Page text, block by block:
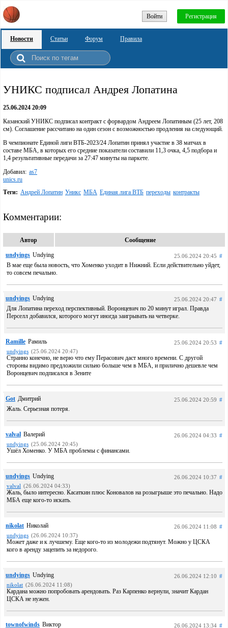
Войти Регистрация
Новости Статьи Форум Правила
УНИКС подписал Андрея Лопатина
25.06.2024 20:09
Казанский УНИКС подписал контракт с форвардом Андреем Лопатиным (25 лет, 208
см). Соглашение рассчитано на один сезон с возможностью продления на следующий.
В чемпионате Единой лиги ВТБ-2023/24 Лопатин принял участие в 38 матчах в
составе МБА, в которых его средние показатели составили 11,3 очка, 4,5 подбора и
1,4 результативные передачи за 27:47 минуты на паркете.
Добавил: as7
unics.ru
Теги: Андрей Лопатин Уникс МБА Единая лига ВТБ переходы контракты
Комментарии:
Автор Сообщение
undyings Undying 25.06.2024 20:45 #
В мае еще была новость, что Хоменко уходит в Нижний. Если действительно уйдет,
то совсем печально.
undyings Undying 25.06.2024 20:47 #
Для Лопатина переход перспективный. Воронцевич по 20 минут играл. Правда
Перселл добавился, которого могут иногда заигрывать на четверке.
Ramille Рамиль 25.06.2024 20:53 #
undyings (25.06.2024 20:47)
Странно конечно, не верю что ему Перасович даст много времени. С другой
стороны видимо предложили сильно больше чем в МБА, и прилично дешевле чем
Воронцевич подписался в Зените
Got Дмитрий 25.06.2024 20:59 #
Жаль. Серьезная потеря.
valval Валерий 26.06.2024 04:33 #
undyings (25.06.2024 20:45)
Ушёл Хоменко. У МБА проблемы с финансами.
undyings Undying 26.06.2024 10:37 #
valval (26.06.2024 04:33)
Жаль, было интересно. Касаткин плюс Коновалов на розыгрыше это печально. Надо
МБА еще кого-то искать.
nikolat Николай 26.06.2024 11:08 #
undyings (26.06.2024 10:37)
Может даже и к лучшему. Еще кого-то из молодежи подтянут. Можно у ЦСКА
кого в аренду зацепить за недорого.
undyings Undying 26.06.2024 12:10 #
nikolat (26.06.2024 11:08)
Кардана можно попробовать арендовать. Раз Карпенко вернули, значит Кардан
ЦСКА не нужен.
townofwinds Виктор 26.06.2024 13:34 #